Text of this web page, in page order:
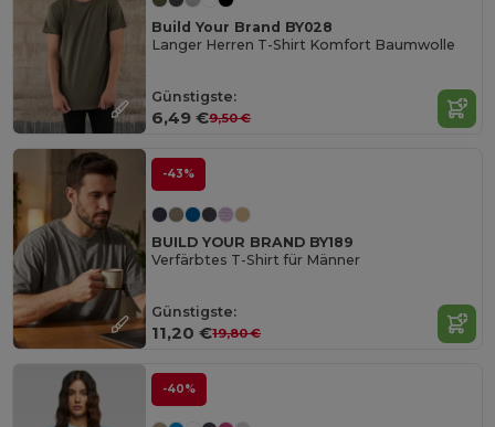
Build Your Brand BY028
Langer Herren T-Shirt Komfort Baumwolle
Günstigste:
6,49 €9,50 €
-43%
BUILD YOUR BRAND BY189
Verfärbtes T-Shirt für Männer
Günstigste:
11,20 €19,80 €
-40%